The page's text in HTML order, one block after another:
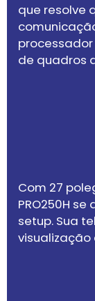
que resolve
de quadros
Com 27
PRO250H
setup. Sua
visualização